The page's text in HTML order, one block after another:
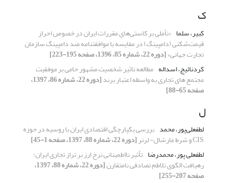
ک
کبیر، سلما «تأملی بر کاستی‌های مقررات ایران در خصوص احراز
قیمت‌شکنی (دامپینگ) در مقایسه با موافقتنامه ضد دامپینگ سازمان
تجارت جهانی»[دوره 22، شماره 85، 1396، صفحه 195-223]
کردنائیج، اسداله مطالعه تاثیر شخصیت مشهور حامی بر موفقیت
مجتمع های تجاری به واسطه اعتبار برند [دوره 22، شماره 86، 1397،
صفحه 65-88]
ل
لطفعلی‌پور، محمد ‌بررسی یکپارچگی اقتصادی ایران با روسیه در حوزه
CIS و شرط مارشال- لرنر
[دوره 22، شماره 88، 1397، صفحه 1-45]
لطفعلی پور، محمدرضا تأثیر نااطمینانی نرخ ارز بر تراز تجاری ایران:
رهیافت الگوی تلاطم تصادفی نامتقارن [دوره 22، شماره 88، 1397،
صفحه 207-255]